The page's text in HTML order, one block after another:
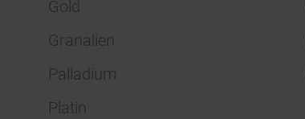
Gold
Granalien
Palladium
Platin